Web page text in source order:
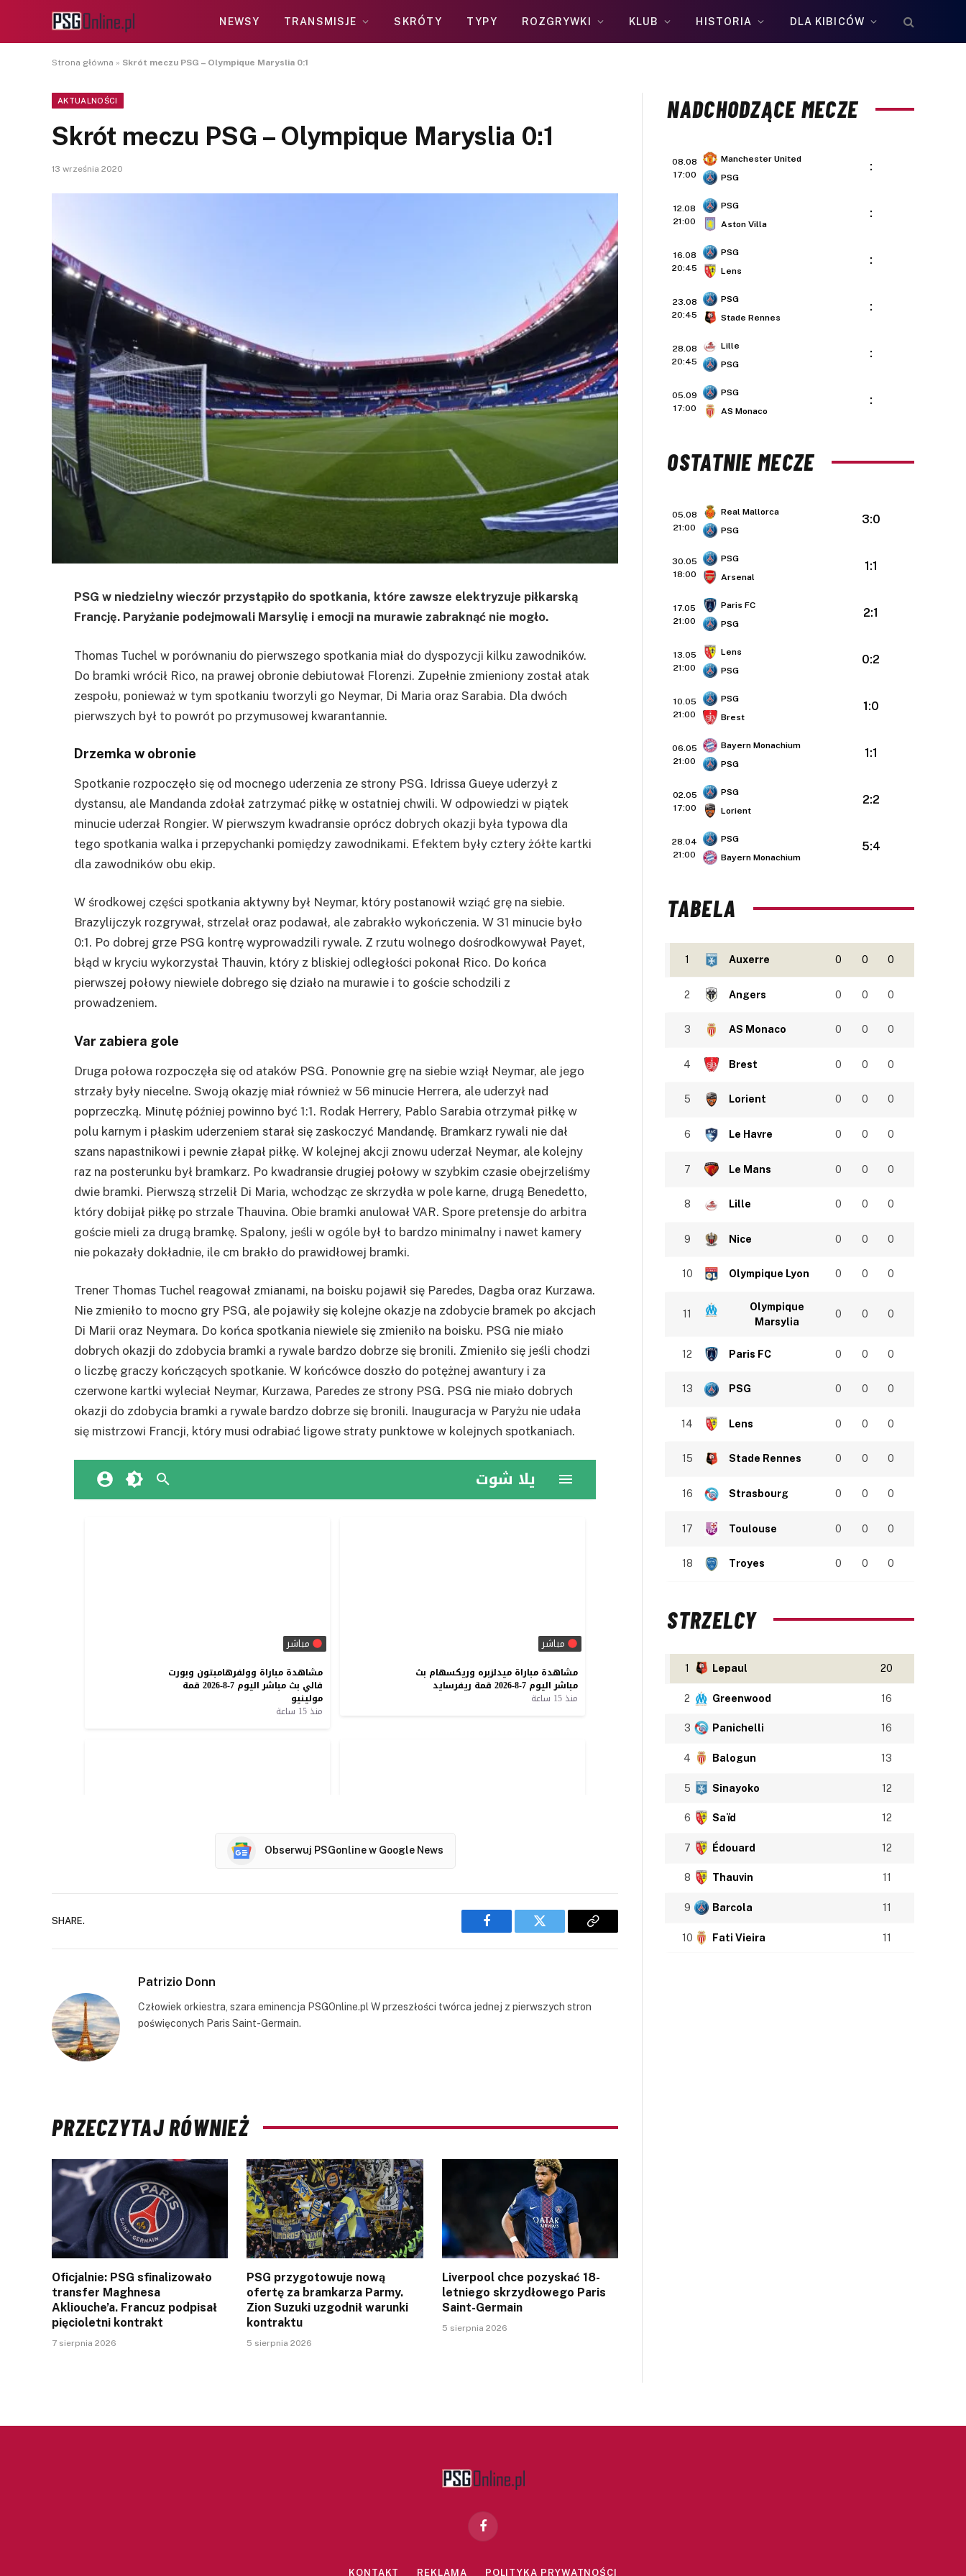
NEWSY TRANSMISJE SKRÓTY TYPY ROZGRYWKI KLUB HISTORIA DLA KIBICÓW
Strona główna » Skrót meczu PSG – Olympique Maryslia 0:1
AKTUALNOŚCI
Skrót meczu PSG – Olympique Maryslia 0:1
13 września 2020
PSG w niedzielny wieczór przystąpiło do spotkania, które zawsze elektryzuje piłkarską
Francję. Paryżanie podejmowali Marsylię i emocji na murawie zabraknąć nie mogło.
Thomas Tuchel w porównaniu do pierwszego spotkania miał do dyspozycji kilku zawodników.
Do bramki wrócił Rico, na prawej obronie debiutował Florenzi. Zupełnie zmieniony został atak
zespołu, ponieważ w tym spotkaniu tworzyli go Neymar, Di Maria oraz Sarabia. Dla dwóch
pierwszych był to powrót po przymusowej kwarantannie.
Drzemka w obronie
Spotkanie rozpoczęło się od mocnego uderzenia ze strony PSG. Idrissa Gueye uderzył z
dystansu, ale Mandanda zdołał zatrzymać piłkę w ostatniej chwili. W odpowiedzi w piątek
minucie uderzał Rongier. W pierwszym kwadransie oprócz dobrych okazji była typowa dla
tego spotkania walka i przepychanki pomiędzy zawodnikami. Efektem były cztery żółte kartki
dla zawodników obu ekip.
W środkowej części spotkania aktywny był Neymar, który postanowił wziąć grę na siebie.
Brazylijczyk rozgrywał, strzelał oraz podawał, ale zabrakło wykończenia. W 31 minucie było
0:1. Po dobrej grze PSG kontrę wyprowadzili rywale. Z rzutu wolnego dośrodkowywał Payet,
błąd w kryciu wykorzystał Thauvin, który z bliskiej odległości pokonał Rico. Do końca
pierwszej połowy niewiele dobrego się działo na murawie i to goście schodzili z
prowadzeniem.
Var zabiera gole
Druga połowa rozpoczęła się od ataków PSG. Ponownie grę na siebie wziął Neymar, ale jego
strzały były niecelne. Swoją okazję miał również w 56 minucie Herrera, ale uderzył nad
poprzeczką. Minutę później powinno być 1:1. Rodak Herrery, Pablo Sarabia otrzymał piłkę w
polu karnym i płaskim uderzeniem starał się zaskoczyć Mandandę. Bramkarz rywali nie dał
szans napastnikowi i pewnie złapał piłkę. W kolejnej akcji znowu uderzał Neymar, ale kolejny
raz na posterunku był bramkarz. Po kwadransie drugiej połowy w szybkim czasie obejrzeliśmy
dwie bramki. Pierwszą strzelił Di Maria, wchodząc ze skrzydła w pole karne, drugą Benedetto,
który dobijał piłkę po strzale Thauvina. Obie bramki anulował VAR. Spore pretensje do arbitra
goście mieli za drugą bramkę. Spalony, jeśli w ogóle był to bardzo minimalny i nawet kamery
nie pokazały dokładnie, ile cm brakło do prawidłowej bramki.
Trener Thomas Tuchel reagował zmianami, na boisku pojawił się Paredes, Dagba oraz Kurzawa.
Nie zmieniło to mocno gry PSG, ale pojawiły się kolejne okazje na zdobycie bramek po akcjach
Di Marii oraz Neymara. Do końca spotkania niewiele się zmieniło na boisku. PSG nie miało
dobrych okazji do zdobycia bramki a rywale bardzo dobrze się bronili. Zmieniło się jeśli chodzi
o liczbę graczy kończących spotkanie. W końcówce doszło do potężnej awantury i za
czerwone kartki wyleciał Neymar, Kurzawa, Paredes ze strony PSG. PSG nie miało dobrych
okazji do zdobycia bramki a rywale bardzo dobrze się bronili. Inauguracja w Paryżu nie udała
się mistrzowi Francji, który musi odrabiać ligowe straty punktowe w kolejnych spotkaniach.
Obserwuj PSGonline w Google News
SHARE.
Facebook Twitter
Copy
Patrizio Donn
Człowiek orkiestra, szara eminencja PSGOnline.pl W przeszłości twórca jednej z pierwszych stron
poświęconych Paris Saint-Germain.
PRZECZYTAJ RÓWNIEŻ
Oficjalnie: PSG sfinalizowało
transfer Maghnesa
Akliouche’a. Francuz podpisał
pięcioletni kontrakt
7 sierpnia 2026
PSG przygotowuje nową
ofertę za bramkarza Parmy.
Zion Suzuki uzgodnił warunki
kontraktu
5 sierpnia 2026
Liverpool chce pozyskać 18-
letniego skrzydłowego Paris
Saint-Germain
5 sierpnia 2026
NADCHODZĄCE MECZE
08.08
17:00
Manchester United
PSG
:
12.08
21:00
PSG
Aston Villa
:
16.08
20:45
PSG
Lens
:
23.08
20:45
PSG
Stade Rennes
:
28.08
20:45
Lille
PSG
:
05.09
17:00
PSG
AS Monaco
:
OSTATNIE MECZE
05.08
21:00
Real Mallorca
PSG
3:0
30.05
18:00
PSG
Arsenal
1:1
17.05
21:00
Paris FC
PSG
2:1
13.05
21:00
Lens
PSG
0:2
10.05
21:00
PSG
Brest
1:0
06.05
21:00
Bayern Monachium
PSG
1:1
02.05
17:00
PSG
Lorient
2:2
28.04
21:00
PSG
Bayern Monachium
5:4
TABELA
1 Auxerre 0 0 0
2 Angers 0 0 0
3 AS Monaco 0 0 0
4 Brest 0 0 0
5 Lorient 0 0 0
6 Le Havre 0 0 0
7 Le Mans 0 0 0
8 Lille 0 0 0
9 Nice 0 0 0
10 Olympique Lyon 0 0 0
11
Olympique
Marsylia
0 0 0
12 Paris FC 0 0 0
13 PSG 0 0 0
14 Lens 0 0 0
15 Stade Rennes 0 0 0
16 Strasbourg 0 0 0
17 Toulouse 0 0 0
18 Troyes 0 0 0
STRZELCY
1 Lepaul 20
2 Greenwood 16
3 Panichelli 16
4 Balogun 13
5 Sinayoko 12
6 Saïd 12
7 Édouard 12
8 Thauvin 11
9 Barcola 11
10 Fati Vieira 11
Facebook
KONTAKT REKLAMA POLITYKA PRYWATNOŚCI